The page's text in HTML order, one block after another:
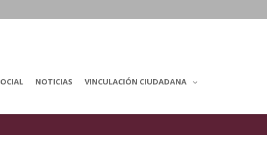
NOTICIAS VINCULACIÓN CIUDADANA